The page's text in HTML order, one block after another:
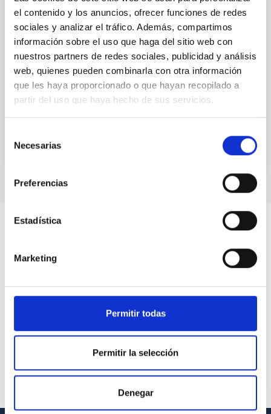
el contenido y los anuncios, ofrecer funciones de redes
sociales y analizar el tráfico. Además, compartimos
información sobre el uso que haga del sitio web con
nuestros partners de redes sociales, publicidad y análisis
web, quienes pueden combinarla con otra información
que les haya proporcionado o que hayan recopilado a
partir del uso que haya hecho de sus servicios.
Necesarias
Preferencias
Estadística
Marketing
Permitir todas
Permitir la selección
Denegar
east.eu) es una iniciativa de la física solar europea en
la que participan más de 30 instituciones de 18
países, bajo la coordinación del IAC, representando la
mayor infraestructura de investigación europea
proyectada en el campo de la física solar desde
Tierra.
En ejecución